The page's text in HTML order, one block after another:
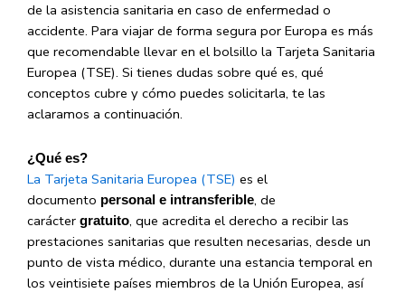
de la asistencia sanitaria en caso de enfermedad o
accidente. Para viajar de forma segura por Europa es más
que recomendable llevar en el bolsillo la Tarjeta Sanitaria
Europea (TSE). Si tienes dudas sobre qué es, qué
conceptos cubre y cómo puedes solicitarla, te las
aclaramos a continuación.
¿Qué es?
La Tarjeta Sanitaria Europea (TSE) es el
documento personal e intransferible, de
carácter gratuito, que acredita el derecho a recibir las
prestaciones sanitarias que resulten necesarias, desde un
punto de vista médico, durante una estancia temporal en
los veintisiete países miembros de la Unión Europea, así